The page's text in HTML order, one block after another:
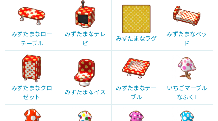
みずたまなロー
テーブル
みずたまなテレ
ビ
みずたまなラグ
みずたまなベッ
ド
みずたまなクロ
ゼット
みずたまなイス
みずたまなテー
ブル
いちごマーブル
なふくL